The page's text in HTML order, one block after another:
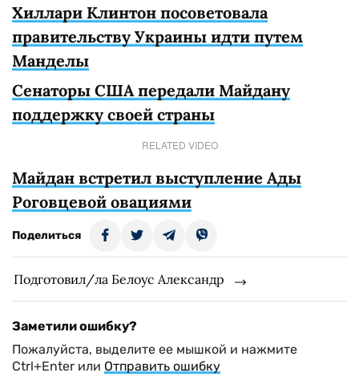
Хиллари Клинтон посоветовала
правительству Украины идти путем
Манделы
Сенаторы США передали Майдану
поддержку своей страны
RELATED VIDEO
Майдан встретил выступление Ады
Роговцевой овациями
Поделиться
Подготовил/ла Белоус Александр
Заметили ошибку?
Пожалуйста, выделите ее мышкой и нажмите
Ctrl+Enter или Отправить ошибку